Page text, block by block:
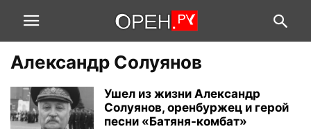
Александр Солуянов
Ушел из жизни Александр
Солуянов, оренбуржец и герой
песни «Батяня-комбат»